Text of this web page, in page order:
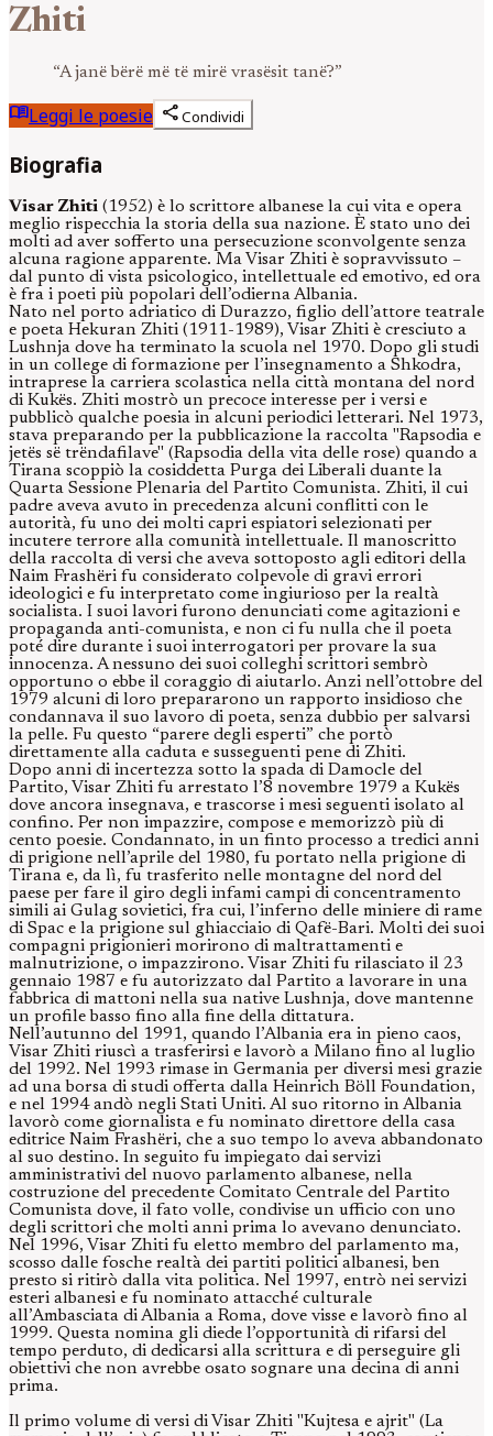
Zhiti
“A janë bërë më të mirë vrasësit tanë?”
menu_bookLeggi le poesie shareCondividi
Biografia
Visar Zhiti (1952) è lo scrittore albanese la cui vita e opera
meglio rispecchia la storia della sua nazione. È stato uno dei
molti ad aver sofferto una persecuzione sconvolgente senza
alcuna ragione apparente. Ma Visar Zhiti è sopravvissuto –
dal punto di vista psicologico, intellettuale ed emotivo, ed ora
è fra i poeti più popolari dell’odierna Albania.
Nato nel porto adriatico di Durazzo, figlio dell’attore teatrale
e poeta Hekuran Zhiti (1911-1989), Visar Zhiti è cresciuto a
Lushnja dove ha terminato la scuola nel 1970. Dopo gli studi
in un college di formazione per l’insegnamento a Shkodra,
intraprese la carriera scolastica nella città montana del nord
di Kukës. Zhiti mostrò un precoce interesse per i versi e
pubblicò qualche poesia in alcuni periodici letterari. Nel 1973,
stava preparando per la pubblicazione la raccolta "Rapsodia e
jetës së trëndafilave" (Rapsodia della vita delle rose) quando a
Tirana scoppiò la cosiddetta Purga dei Liberali duante la
Quarta Sessione Plenaria del Partito Comunista. Zhiti, il cui
padre aveva avuto in precedenza alcuni conflitti con le
autorità, fu uno dei molti capri espiatori selezionati per
incutere terrore alla comunità intellettuale. Il manoscritto
della raccolta di versi che aveva sottoposto agli editori della
Naim Frashëri fu considerato colpevole di gravi errori
ideologici e fu interpretato come ingiurioso per la realtà
socialista. I suoi lavori furono denunciati come agitazioni e
propaganda anti-comunista, e non ci fu nulla che il poeta
poté dire durante i suoi interrogatori per provare la sua
innocenza. A nessuno dei suoi colleghi scrittori sembrò
opportuno o ebbe il coraggio di aiutarlo. Anzi nell’ottobre del
1979 alcuni di loro prepararono un rapporto insidioso che
condannava il suo lavoro di poeta, senza dubbio per salvarsi
la pelle. Fu questo “parere degli esperti” che portò
direttamente alla caduta e susseguenti pene di Zhiti.
Dopo anni di incertezza sotto la spada di Damocle del
Partito, Visar Zhiti fu arrestato l’8 novembre 1979 a Kukës
dove ancora insegnava, e trascorse i mesi seguenti isolato al
confino. Per non impazzire, compose e memorizzò più di
cento poesie. Condannato, in un finto processo a tredici anni
di prigione nell’aprile del 1980, fu portato nella prigione di
Tirana e, da lì, fu trasferito nelle montagne del nord del
paese per fare il giro degli infami campi di concentramento
simili ai Gulag sovietici, fra cui, l’inferno delle miniere di rame
di Spac e la prigione sul ghiacciaio di Qafë-Bari. Molti dei suoi
compagni prigionieri morirono di maltrattamenti e
malnutrizione, o impazzirono. Visar Zhiti fu rilasciato il 23
gennaio 1987 e fu autorizzato dal Partito a lavorare in una
fabbrica di mattoni nella sua native Lushnja, dove mantenne
un profile basso fino alla fine della dittatura.
Nell’autunno del 1991, quando l’Albania era in pieno caos,
Visar Zhiti riuscì a trasferirsi e lavorò a Milano fino al luglio
del 1992. Nel 1993 rimase in Germania per diversi mesi grazie
ad una borsa di studi offerta dalla Heinrich Böll Foundation,
e nel 1994 andò negli Stati Uniti. Al suo ritorno in Albania
lavorò come giornalista e fu nominato direttore della casa
editrice Naim Frashëri, che a suo tempo lo aveva abbandonato
al suo destino. In seguito fu impiegato dai servizi
amministrativi del nuovo parlamento albanese, nella
costruzione del precedente Comitato Centrale del Partito
Comunista dove, il fato volle, condivise un ufficio con uno
degli scrittori che molti anni prima lo avevano denunciato.
Nel 1996, Visar Zhiti fu eletto membro del parlamento ma,
scosso dalle fosche realtà dei partiti politici albanesi, ben
presto si ritirò dalla vita politica. Nel 1997, entrò nei servizi
esteri albanesi e fu nominato attacché culturale
all’Ambasciata di Albania a Roma, dove visse e lavorò fino al
1999. Questa nomina gli diede l’opportunità di rifarsi del
tempo perduto, di dedicarsi alla scrittura e di perseguire gli
obiettivi che non avrebbe osato sognare una decina di anni
prima.
Il primo volume di versi di Visar Zhiti "Kujtesa e ajrit" (La